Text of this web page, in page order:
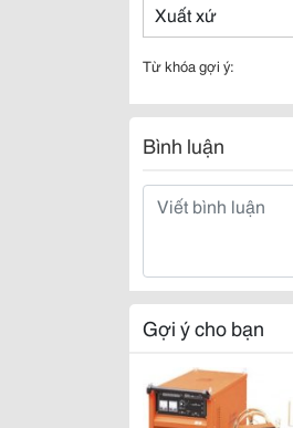
Xuất xứ
Từ khóa gợi ý:
Bình luận
Gợi ý cho bạn